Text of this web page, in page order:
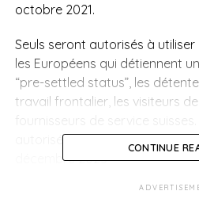
octobre 2021.
Seuls seront autorisés à utiliser
les Européens qui détiennent un
“pre-settled status”, les
travail frontalier, les visiteurs
autorisés à utiliser ces titres
décembre 2025
CONTINUE